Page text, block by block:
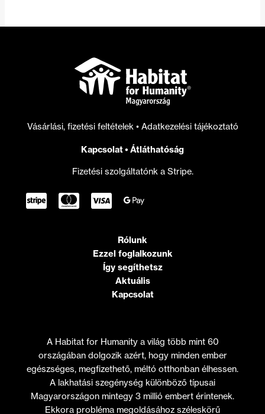
Vásárlási, fizetési feltételek • Adatkezelési tájékoztató
Kapcsolat• Átláthatóság
Fizetési szolgáltatónk a Stripe.
Rólunk
Ezzel foglalkozunk
Így segíthetsz
Aktuális
Kapcsolat
A Habitat for Humanity a világ több mint 60
országában dolgozik azért, hogy minden ember
egészséges, megfizethető, méltó otthonban élhessen.
A lakhatási szegénység különböző típusai
Magyarországon mintegy 3 millió embert érintenek.
Ekkora probléma megoldásához széleskörű